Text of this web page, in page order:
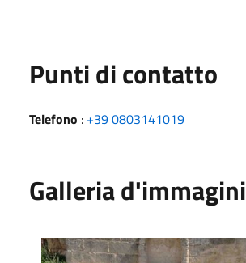
Punti di contatto
Telefono : +39 0803141019
Galleria d'immagini
Esterno della cripta